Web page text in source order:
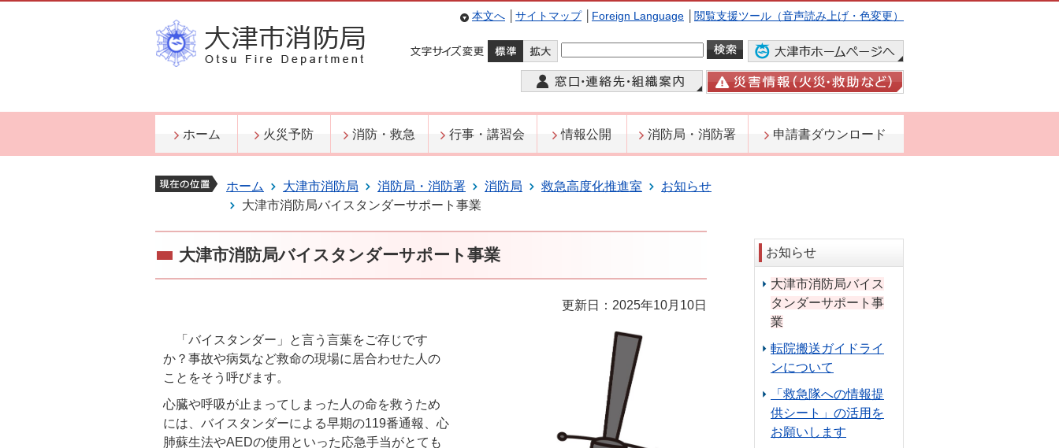
本文へ サイトマップ Foreign Language 閲覧支援ツール（音声読み上げ・色変更）
ホーム 火災予防 消防・救急 行事・講習会 情報公開 消防局・消防署 申請書ダウンロード
ホーム 大津市消防局 消防局・消防署 消防局 救急高度化推進室
お知らせ
大津市消防局バイスタンダーサポート事業
大津市消防局バイスタンダーサポート事業
更新日：2025年10月10日
「バイスタンダー」と言う言葉をご存じです
か？事故や病気など救命の現場に居合わせた人の
ことをそう呼びます。
心臓や呼吸が止まってしまった人の命を救うため
には、バイスタンダーによる早期の119番通報、心
肺蘇生法やAEDの使用といった応急手当がとても
お知らせ
大津市消防局バイス
タンダーサポート事
業
転院搬送ガイドライ
ンについて
「救急隊への情報提
供シート」の活用を
お願いします